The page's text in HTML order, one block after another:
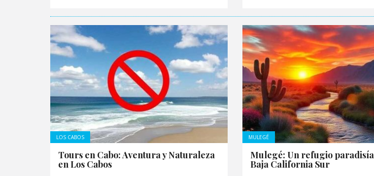
LOS CABOS
Tours en Cabo: Aventura y Naturaleza
en Los Cabos
MULEGÉ
Mulegé: Un refugio
Baja California Sur